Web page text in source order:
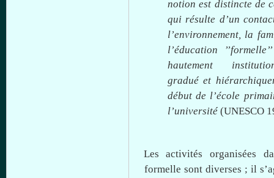
notionest distincte de
quirésulte d’un
l’environnement, la
l’éducation
’’formelle’’
hautement
graduéet
débutde l’école
l’université (UNESCO
Lesactivités organisées
formelle sont diverses ;il